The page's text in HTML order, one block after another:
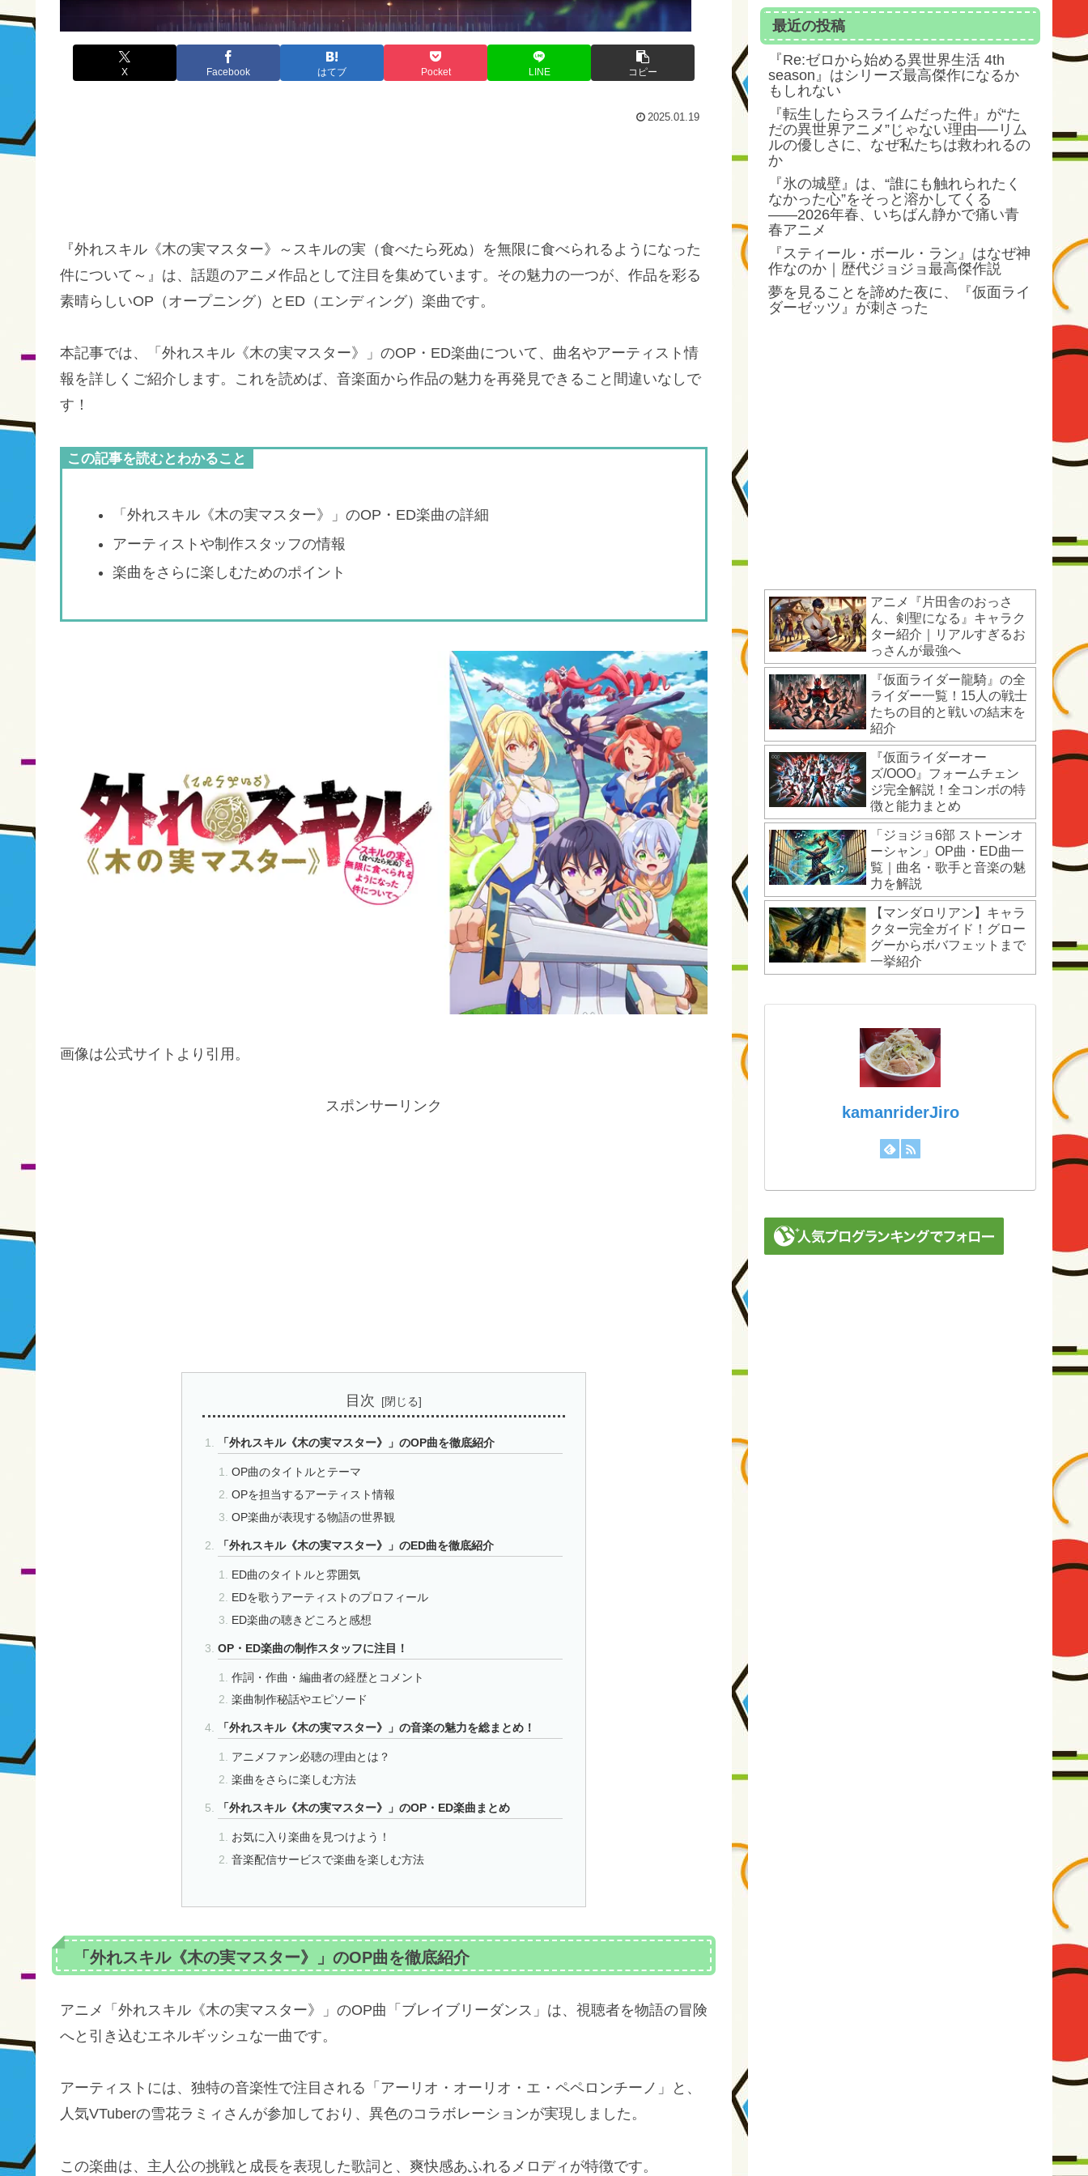
X Facebook はてブ Pocket LINE コピー
2025.01.19
『外れスキル《木の実マスター》～スキルの実（食べたら死ぬ）を無限に食べられるようになった
件について～』は、話題のアニメ作品として注目を集めています。その魅力の一つが、作品を彩る
素晴らしいOP（オープニング）とED（エンディング）楽曲です。
本記事では、「外れスキル《木の実マスター》」のOP・ED楽曲について、曲名やアーティスト情
報を詳しくご紹介します。これを読めば、音楽面から作品の魅力を再発見できること間違いなしで
す！
この記事を読むとわかること
「外れスキル《木の実マスター》」のOP・ED楽曲の詳細
アーティストや制作スタッフの情報
楽曲をさらに楽しむためのポイント
画像は公式サイトより引用。
スポンサーリンク
目次
「外れスキル《木の実マスター》」のOP曲を徹底紹介
OP曲のタイトルとテーマ
OPを担当するアーティスト情報
OP楽曲が表現する物語の世界観
「外れスキル《木の実マスター》」のED曲を徹底紹介
ED曲のタイトルと雰囲気
EDを歌うアーティストのプロフィール
ED楽曲の聴きどころと感想
OP・ED楽曲の制作スタッフに注目！
作詞・作曲・編曲者の経歴とコメント
楽曲制作秘話やエピソード
「外れスキル《木の実マスター》」の音楽の魅力を総まとめ！
アニメファン必聴の理由とは？
楽曲をさらに楽しむ方法
「外れスキル《木の実マスター》」のOP・ED楽曲まとめ
お気に入り楽曲を見つけよう！
音楽配信サービスで楽曲を楽しむ方法
「外れスキル《木の実マスター》」のOP曲を徹底紹介
アニメ「外れスキル《木の実マスター》」のOP曲「ブレイブリーダンス」は、視聴者を物語の冒険
へと引き込むエネルギッシュな一曲です。
アーティストには、独特の音楽性で注目される「アーリオ・オーリオ・エ・ペペロンチーノ」と、
人気VTuberの雪花ラミィさんが参加しており、異色のコラボレーションが実現しました。
この楽曲は、主人公の挑戦と成長を表現した歌詞と、爽快感あふれるメロディが特徴です。
最近の投稿
『Re:ゼロから始める異世界生活 4th
season』はシリーズ最高傑作になるか
もしれない
『転生したらスライムだった件』が“た
だの異世界アニメ”じゃない理由──リム
ルの優しさに、なぜ私たちは救われるの
か
『氷の城壁』は、“誰にも触れられたく
なかった心”をそっと溶かしてくる
――2026年春、いちばん静かで痛い青
春アニメ
『スティール・ボール・ラン』はなぜ神
作なのか｜歴代ジョジョ最高傑作説
夢を見ることを諦めた夜に、『仮面ライ
ダーゼッツ』が刺さった
アニメ『片田舎のおっさ
ん、剣聖になる』キャラク
ター紹介｜リアルすぎるお
っさんが最強へ
『仮面ライダー龍騎』の全
ライダー一覧！15人の戦士
たちの目的と戦いの結末を
紹介
『仮面ライダーオー
ズ/OOO』フォームチェン
ジ完全解説！全コンボの特
徴と能力まとめ
「ジョジョ6部 ストーンオ
ーシャン」OP曲・ED曲一
覧｜曲名・歌手と音楽の魅
力を解説
【マンダロリアン】キャラ
クター完全ガイド！グロー
グーからボバフェットまで
一挙紹介
kamanriderJiro